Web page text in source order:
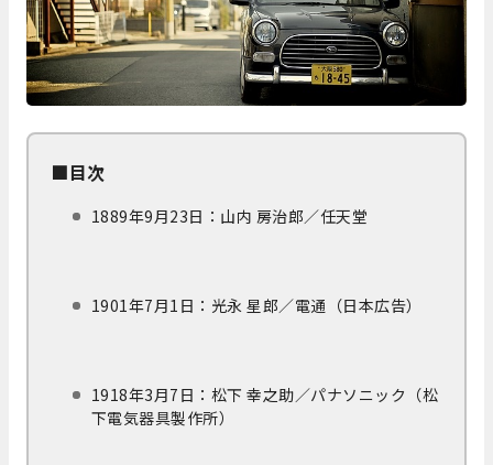
■目次
1889年9月23日：山内 房治郎／任天堂
1901年7月1日：光永 星郎／電通（日本広告）
1918年3月7日：松下 幸之助／パナソニック（松
下電気器具製作所）